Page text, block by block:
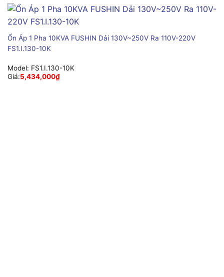
Ổn Áp 1 Pha 10KVA FUSHIN Dải 130V~250V Ra 110V-220V
FS1.I.130-10K
Model: FS1.I.130-10K
Giá:5,434,000₫